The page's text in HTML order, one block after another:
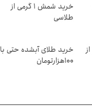
خرید شمش 1 گرمی از
طلاسی
از
خرید طلای آبشده حتی با
۱۰۰هزارتومان